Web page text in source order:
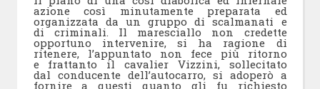
azione così minutamente preparata ed
organizzata da un gruppo di scalmanati e
di criminali. Il maresciallo non credette
opportuno intervenire, si ha ragione di
ritenere, l’appuntato non fece più ritorno
e frattanto il cavalier Vizzini, sollecitato
dal conducente dell’autocarro, si adoperò a
fornire a questi quanto gli fu richiesto